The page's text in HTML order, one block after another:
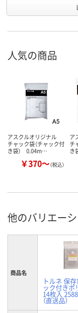
人気の商品
アスクルオリジナル
チャック袋（チャック付
き袋） 0.04m…
￥370～（税込）
ア
チ
き
他のバリエー
商品名
トルネ 保
ック付きポ
14枚入
（直送品）